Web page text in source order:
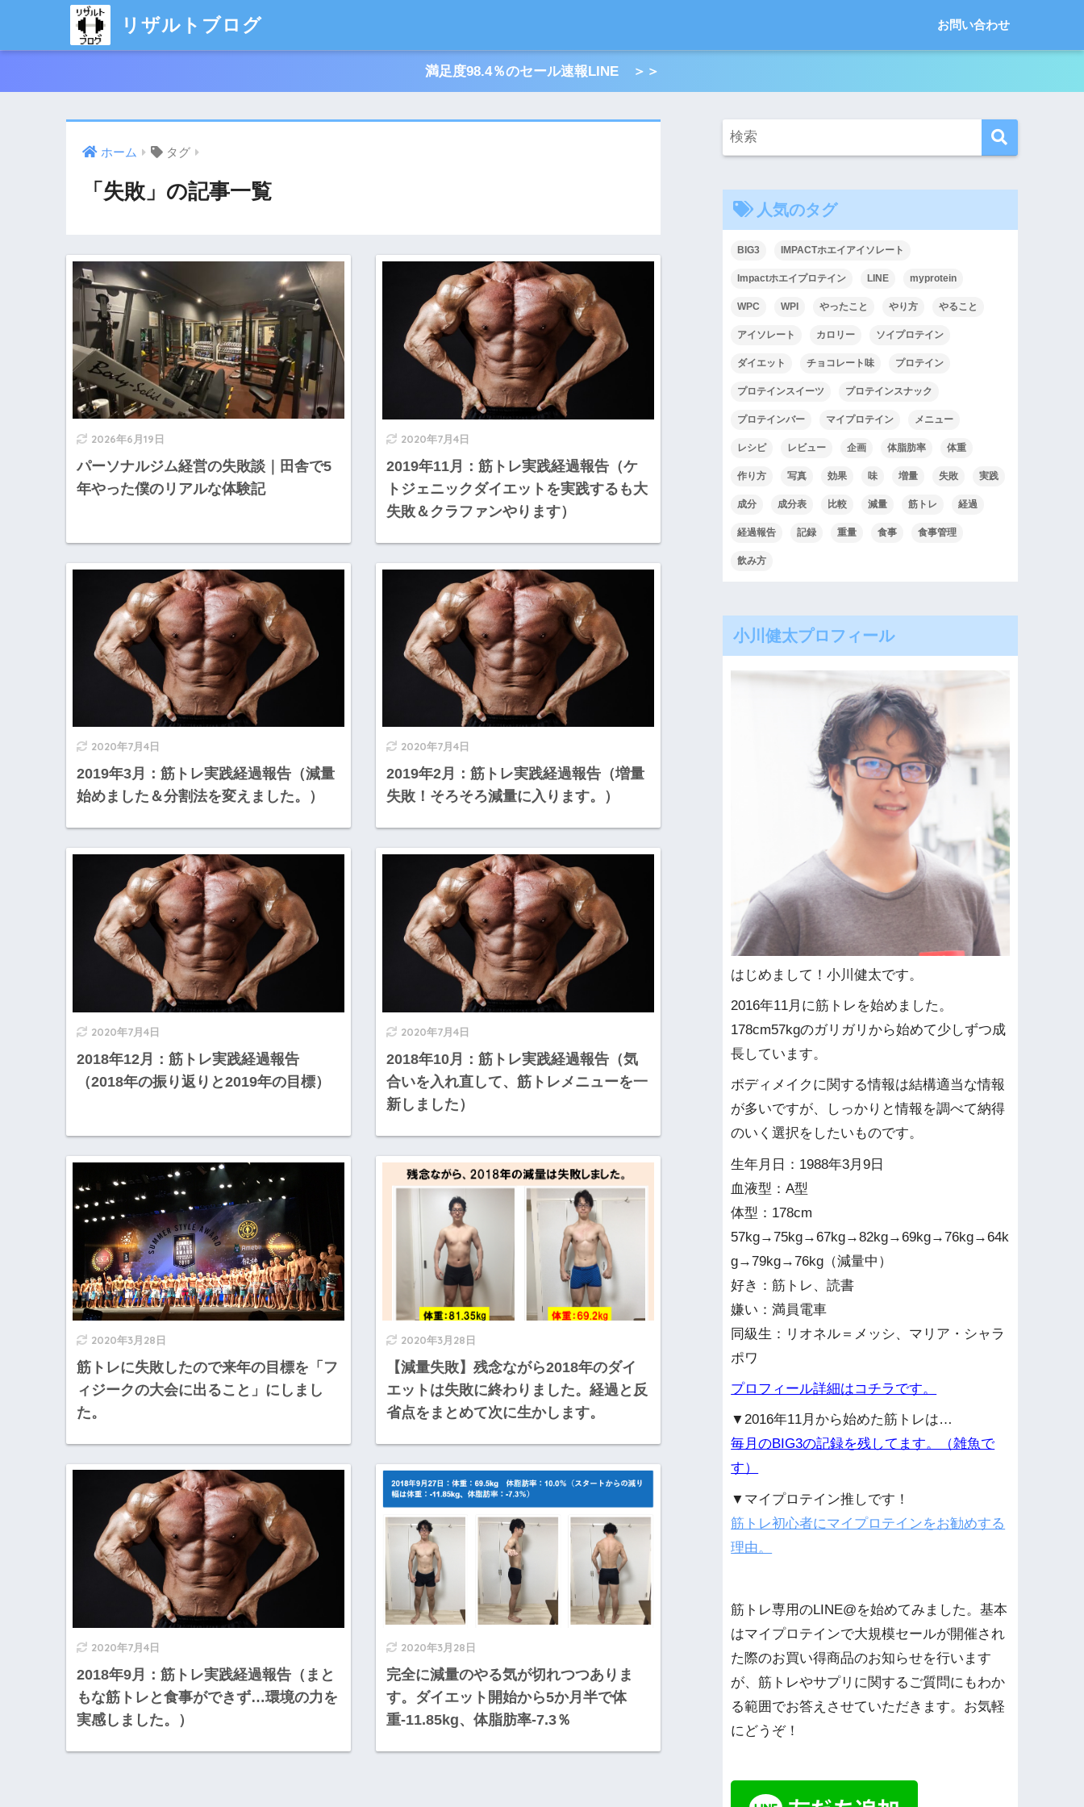
リザルトブログ お問い合わせ
満足度98.4％のセール速報LINE ＞＞
ホーム タグ
「失敗」の記事一覧
2026年6月19日
パーソナルジム経営の失敗談｜田舎で5
年やった僕のリアルな体験記
2020年7月4日
2019年11月：筋トレ実践経過報告（ケ
トジェニックダイエットを実践するも大
失敗＆クラファンやります）
2020年7月4日
2019年3月：筋トレ実践経過報告（減量
始めました＆分割法を変えました。）
2020年7月4日
2019年2月：筋トレ実践経過報告（増量
失敗！そろそろ減量に入ります。）
2020年7月4日
2018年12月：筋トレ実践経過報告
（2018年の振り返りと2019年の目標）
2020年7月4日
2018年10月：筋トレ実践経過報告（気
合いを入れ直して、筋トレメニューを一
新しました）
2020年3月28日
筋トレに失敗したので来年の目標を「フ
ィジークの大会に出ること」にしまし
た。
2020年3月28日
【減量失敗】残念ながら2018年のダイ
エットは失敗に終わりました。経過と反
省点をまとめて次に生かします。
2020年7月4日
2018年9月：筋トレ実践経過報告（まと
もな筋トレと食事ができず…環境の力を
実感しました。）
2020年3月28日
完全に減量のやる気が切れつつありま
す。ダイエット開始から5か月半で体
重-11.85kg、体脂肪率-7.3％
人気のタグ
BIG3 IMPACTホエイアイソレート
Impactホエイプロテイン LINE myprotein
WPC WPI やったこと やり方 やること
アイソレート カロリー ソイプロテイン
ダイエット チョコレート味 プロテイン
プロテインスイーツ プロテインスナック
プロテインバー マイプロテイン メニュー
レシピ レビュー 企画 体脂肪率 体重
作り方 写真 効果 味 増量 失敗 実践
成分 成分表 比較 減量 筋トレ 経過
経過報告 記録 重量 食事 食事管理
飲み方
小川健太プロフィール
はじめまして！小川健太です。
2016年11月に筋トレを始めました。
178cm57kgのガリガリから始めて少しずつ成
長しています。
ボディメイクに関する情報は結構適当な情報
が多いですが、しっかりと情報を調べて納得
のいく選択をしたいものです。
生年月日：1988年3月9日
血液型：A型
体型：178cm
57kg→75kg→67kg→82kg→69kg→76kg→64k
g→79kg→76kg（減量中）
好き：筋トレ、読書
嫌い：満員電車
同級生：リオネル＝メッシ、マリア・シャラ
ポワ
プロフィール詳細はコチラです。
▼2016年11月から始めた筋トレは…
毎月のBIG3の記録を残してます。（雑魚で
す）
▼マイプロテイン推しです！
筋トレ初心者にマイプロテインをお勧めする
理由。
筋トレ専用のLINE@を始めてみました。基本
はマイプロテインで大規模セールが開催され
た際のお買い得商品のお知らせを行います
が、筋トレやサプリに関するご質問にもわか
る範囲でお答えさせていただきます。お気軽
にどうぞ！